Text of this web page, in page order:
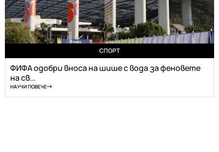
СПОРТ
ФИФА одобри вноса на шише с вода за феновете
на св...
НАУЧИ ПОВЕЧЕ